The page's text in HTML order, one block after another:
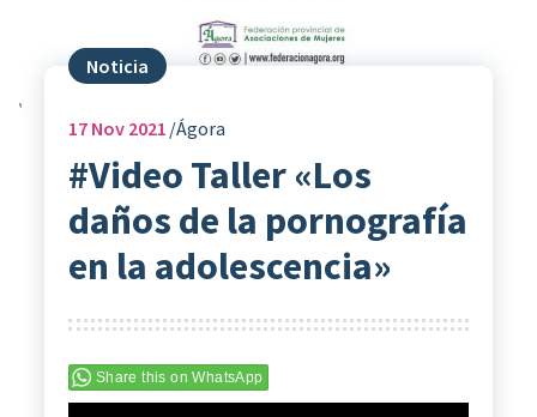
Noticia
17Nov 2021 Ágora
#Video Taller «Los
daños de la pornografía
en la adolescencia»
Share this on WhatsApp